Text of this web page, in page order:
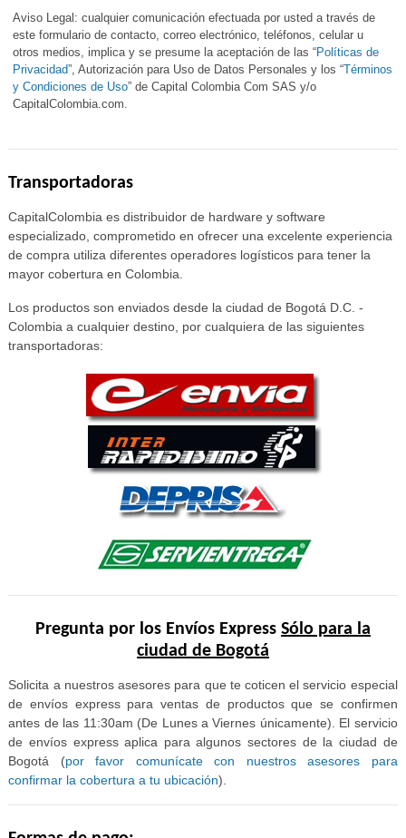
Aviso Legal: cualquier comunicación efectuada por usted a través de
este formulario de contacto, correo electrónico, teléfonos, celular u
otros medios, implica y se presume la aceptación de las “Políticas de
Privacidad”, Autorización para Uso de Datos Personales y los “Términos
y Condiciones de Uso” de Capital Colombia Com SAS y/o
CapitalColombia.com.
Transportadoras
CapitalColombia es distribuidor de hardware y software
especializado, comprometido en ofrecer una excelente experiencia
de compra utiliza diferentes operadores logísticos para tener la
mayor cobertura en Colombia.
Los productos son enviados desde la ciudad de Bogotá D.C. -
Colombia a cualquier destino, por cualquiera de las siguientes
transportadoras:
Pregunta por los Envíos Express Sólo para la
ciudad de Bogotá
Solicita a nuestros asesores para que te coticen el servicio especial
de envíos express para ventas de productos que se confirmen
antes de las 11:30am (De Lunes a Viernes únicamente). El servicio
de envíos express aplica para algunos sectores de la ciudad de
Bogotá (por favor comunícate con nuestros asesores para
confirmar la cobertura a tu ubicación).